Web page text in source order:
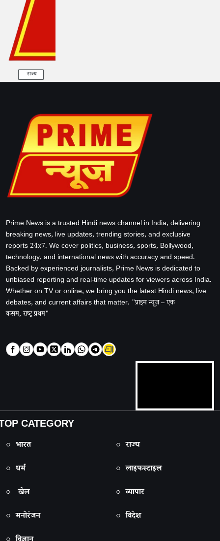
राज्य
Prime News is a trusted Hindi news channel in India, delivering
breaking news, live updates, trending stories, and exclusive
reports 24x7. We cover politics, business, sports, Bollywood,
technology, and international news with accuracy and speed.
Backed by experienced journalists, Prime News is dedicated to
unbiased reporting and real-time updates for viewers across India.
Whether on TV or online, we bring you the latest Hindi news, live
debates, and current affairs that matter. "प्राइम न्यूज़ – एक
कसम, राष्ट्र प्रथम"
CATEGORY
○ भारत
○ राज्य
○ धर्म
○ लाइफस्टाइल
○ खेल
○ व्यापार
○ मनोरंजन
○ विदेश